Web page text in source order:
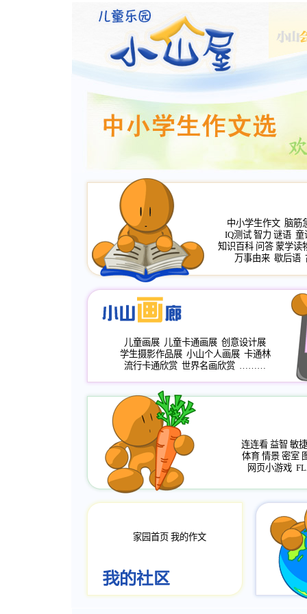
中小学生作文 脑筋
IQ测试 智力 谜语 童
知识百科 问答 蒙学读
万事由来 歇后语
儿童画展 儿童卡通画展 创意设计展
学生摄影作品展 小山个人画展 卡通林
流行卡通欣赏 世界名画欣赏 ………
连连看 益智 敏捷
体育 情景 密室
网页小游戏
家园首页 我的作文